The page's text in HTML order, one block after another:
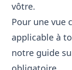
vôtre.
Pour une vue
applicable à
notre guide